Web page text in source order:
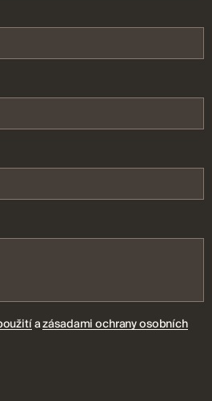
azásadami ochrany osobních